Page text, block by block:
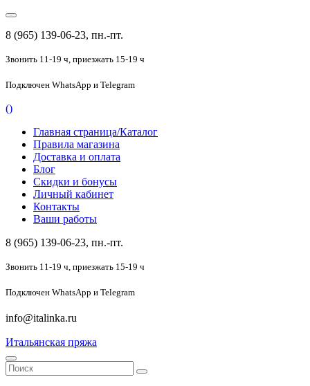
8 (965) 139-06-23, пн.-пт.
Звонить 11-19 ч, приезжать 15-19 ч
Подключен WhatsApp и Telegram
()
Главная страница/Каталог
Правила магазина
Доставка и оплата
Блог
Скидки и бонусы
Личный кабинет
Контакты
Ваши работы
8 (965) 139-06-23, пн.-пт.
Звонить 11-19 ч, приезжать 15-19 ч
Подключен WhatsApp и Telegram
info@italinka.ru
Итальянская пряжа